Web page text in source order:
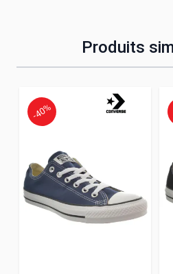
Produits
-40%